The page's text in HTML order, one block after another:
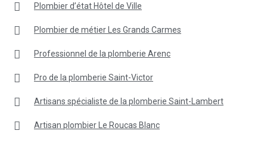
Plombier d’état Hôtel de Ville
Plombier de métier Les Grands Carmes
Professionnel de la plomberie Arenc
Pro de la plomberie Saint-Victor
Artisans spécialiste de la plomberie Saint-Lambert
Artisan plombier Le Roucas Blanc